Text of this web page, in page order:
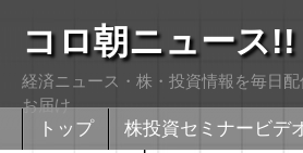
コロ朝ニュース!!
経済ニュース・株・投資情報を毎日
お届け
トップ 株投資セミナービデ